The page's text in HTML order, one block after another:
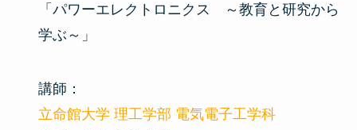
「パワーエレクトロニクス ～教育と研究から
学ぶ～」
講師：
立命館大学 理工学部 電気電子工学科